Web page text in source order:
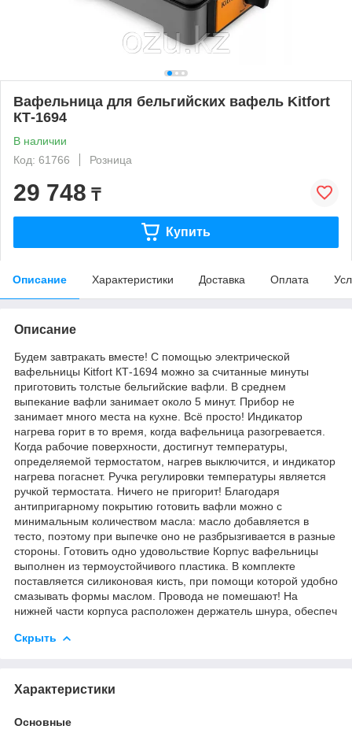
Вафельница для бельгийских вафель Kitfort
КТ-1694
В наличии
Код: 61766
Розница
29 748 ₸
Купить
Описание Характеристики Доставка Оплата
Описание
Будем завтракать вместе! С помощью электрической
вафельницы Kitfort КТ-1694 можно за считанные минуты
приготовить толстые бельгийские вафли. В среднем
выпекание вафли занимает около 5 минут. Прибор не
занимает много места на кухне. Всё просто! Индикатор
нагрева горит в то время, когда вафельница разогревается.
Когда рабочие поверхности, достигнут температуры,
определяемой термостатом, нагрев выключится, и индикатор
нагрева погаснет. Ручка регулировки температуры является
ручкой термостата. Ничего не пригорит! Благодаря
антипригарному покрытию готовить вафли можно с
минимальным количеством масла: масло добавляется в
тесто, поэтому при выпечке оно не разбрызгивается в разные
стороны. Готовить одно удовольствие Корпус вафельницы
выполнен из термоустойчивого пластика. В комплекте
поставляется силиконовая кисть, при помощи которой удобно
смазывать формы маслом. Провода не помешают! На
нижней части корпуса расположен держатель шнура, обеспеч
Скрыть
Характеристики
Основные